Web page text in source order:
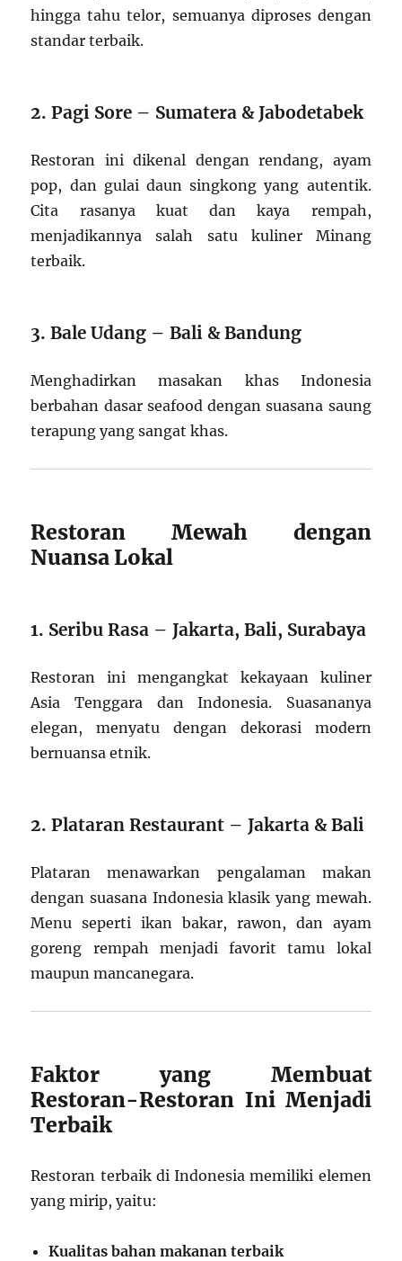
hingga tahu telor, semuanya diproses dengan
standar terbaik.
2. Pagi Sore – Sumatera & Jabodetabek
Restoran ini dikenal dengan rendang, ayam
pop, dan gulai daun singkong yang autentik.
Cita rasanya kuat dan kaya rempah,
menjadikannya salah satu kuliner Minang
terbaik.
3. Bale Udang – Bali & Bandung
Menghadirkan masakan khas Indonesia
berbahan dasar seafood dengan suasana saung
terapung yang sangat khas.
Restoran Mewah dengan
Nuansa Lokal
1. Seribu Rasa – Jakarta, Bali, Surabaya
Restoran ini mengangkat kekayaan kuliner
Asia Tenggara dan Indonesia. Suasananya
elegan, menyatu dengan dekorasi modern
bernuansa etnik.
2. Plataran Restaurant – Jakarta & Bali
Plataran menawarkan pengalaman makan
dengan suasana Indonesia klasik yang mewah.
Menu seperti ikan bakar, rawon, dan ayam
goreng rempah menjadi favorit tamu lokal
maupun mancanegara.
Faktor yang Membuat
Restoran-Restoran Ini Menjadi
Terbaik
Restoran terbaik di Indonesia memiliki elemen
yang mirip, yaitu:
Kualitas bahan makanan terbaik